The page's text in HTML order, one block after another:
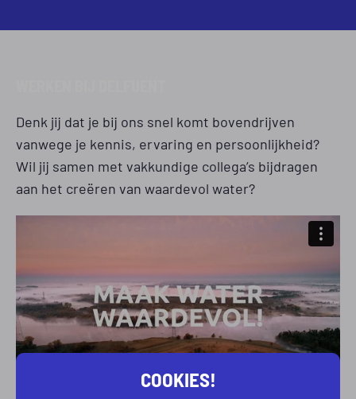
Denk jij dat je bij ons snel komt bovendrijven
vanwege je kennis, ervaring en persoonlijkheid?
Wil jij samen met vakkundige collega’s bijdragen
aan het creëren van waardevol water?
COOKIES!